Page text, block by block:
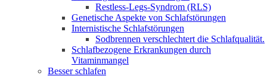
Restless-Legs-Syndrom (RLS)
Genetische Aspekte von Schlafstörungen
Internistische Schlafstörungen
Sodbrennen verschlechtert die Schlafqualität.
Schlafbezogene Erkrankungen durch
Vitaminmangel
Besser schlafen